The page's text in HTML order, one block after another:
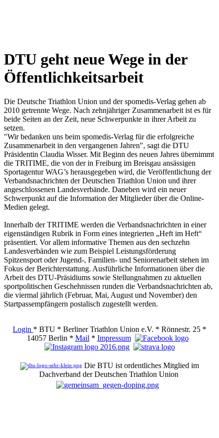
DTU geht neue Wege in der
Öffentlichkeitsarbeit
Die Deutsche Triathlon Union und der spomedis-Verlag gehen ab
2010 getrennte Wege. Nach zehnjähriger Zusammenarbeit ist es für
beide Seiten an der Zeit, neue Schwerpunkte in ihrer Arbeit zu
setzen.
"Wir bedanken uns beim spomedis-Verlag für die erfolgreiche
Zusammenarbeit in den vergangenen Jahren", sagt die DTU
Präsidentin Claudia Wisser. Mit Beginn des neuen Jahres übernimmt
die TRITIME, die von der in Freiburg im Breisgau ansässigen
Sportagentur WAG’s herausgegeben wird, die Veröffentlichung der
Verbandsnachrichten der Deutschen Triathlon Union und ihrer
angeschlossenen Landesverbände. Daneben wird ein neuer
Schwerpunkt auf die Information der Mitglieder über die Online-
Medien gelegt.
Innerhalb der TRITIME werden die Verbandsnachrichten in einer
eigenständigen Rubrik in Form eines integrierten „Heft im Heft“
präsentiert. Vor allem informative Themen aus den sechzehn
Landesverbänden wie zum Beispiel Leistungsförderung
Spitzensport oder Jugend-, Familien- und Seniorenarbeit stehen im
Fokus der Berichterstattung. Ausführliche Informationen über die
Arbeit des DTU-Präsidiums sowie Stellungnahmen zu aktuellen
sportpolitischen Geschehnissen runden die Verbandsnachrichten ab,
die viermal jährlich (Februar, Mai, August und November) den
Startpassempfängern postalisch zugestellt werden.
Login * BTU * Berliner Triathlon Union e.V. * Rönnestr. 25 *
14057 Berlin * Mail * Impressum
Die BTU ist ordentliches Mitglied im
Dachverband der Deutschen Triathlon Union